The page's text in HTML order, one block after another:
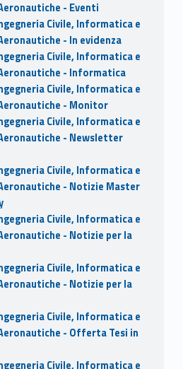
- Eventi
Civile, Informatica e
- In evidenza
Civile, Informatica e
- Informatica
Civile, Informatica e
- Monitor
Civile, Informatica e
- Newsletter
Civile, Informatica e
- Notizie Master
Civile, Informatica e
- Notizie per la
Civile, Informatica e
- Notizie per la
Civile, Informatica e
- Offerta Tesi in
Civile, Informatica e